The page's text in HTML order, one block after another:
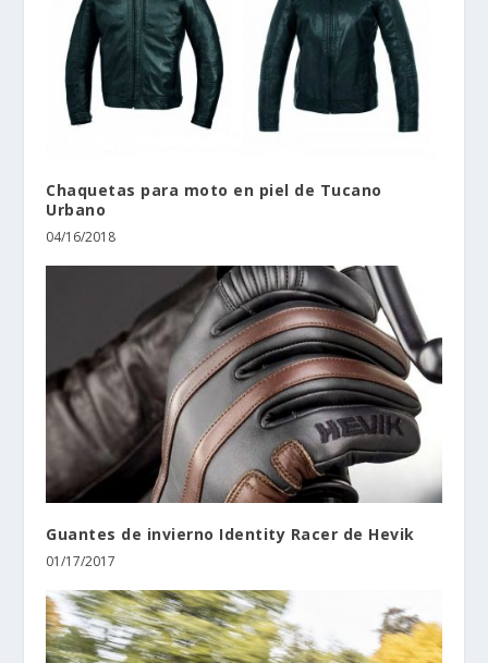
Chaquetas para moto en piel de Tucano
Urbano
04/16/2018
Guantes de invierno Identity Racer de Hevik
01/17/2017